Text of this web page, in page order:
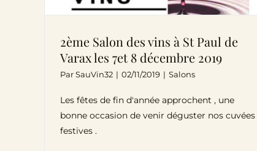
2ème Salon des vins à St Paul de
Varax les 7et 8 décembre 2019
ParSauVin32 | 02/11/2019 | Salons
Les fêtes de fin d'année approchent , une
bonne occasion de venir déguster nos cuvées
festives .